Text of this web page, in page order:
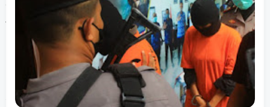
“Kami bersyukur Lombok Barat menjadi bagian dari 56
TTIS nasional yang dikukuhkan BSSN. Ini menunjukkan
komitmen pemerintah daerah untuk membangun tata
kelola pemerintahan digital yang aman, andal, dan
responsif terhadap ancaman siber. TTIS Lombok Barat
akan memperkuat kesiapsiagaan OPD dalam